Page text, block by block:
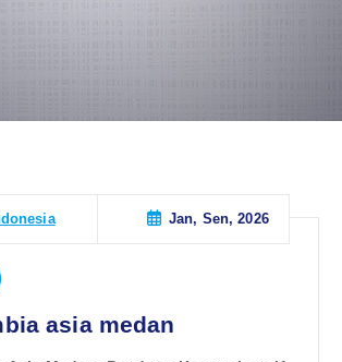
Jan, Sen, 2026
asia medan